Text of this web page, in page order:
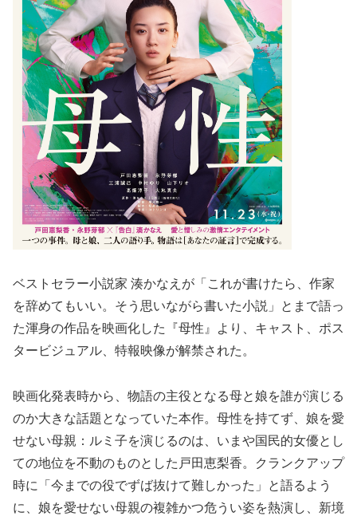
ベストセラー小説家 湊かなえが「これが書けたら、作家
を辞めてもいい。そう思いながら書いた小説」とまで語っ
た渾身の作品を映画化した『母性』より、キャスト、ポス
タービジュアル、特報映像が解禁された。
映画化発表時から、物語の主役となる母と娘を誰が演じる
のか大きな話題となっていた本作。母性を持てず、娘を愛
せない母親：ルミ子を演じるのは、いまや国民的女優とし
ての地位を不動のものとした戸田恵梨香。クランクアップ
時に「今までの役でずば抜けて難しかった」と語るよう
に、娘を愛せない母親の複雑かつ危うい姿を熱演し、新境